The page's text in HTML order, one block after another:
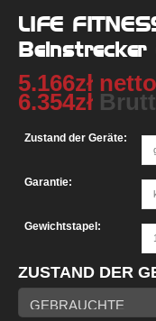
LIFE
Beinstrecker
5.166zł netto
6.354zł
Zustand der Geräte:
Garantie:
Gewichtstapel:
ZUSTAND DER